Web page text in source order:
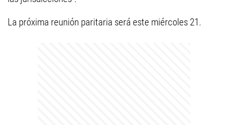
La próxima reunión paritaria será este miércoles 21.